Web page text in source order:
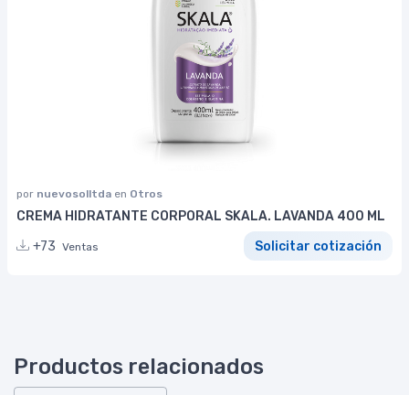
por nuevosolltda en Otros
CREMA HIDRATANTE CORPORAL SKALA. LAVANDA 400 ML
+73 Ventas Solicitar cotización
Productos relacionados